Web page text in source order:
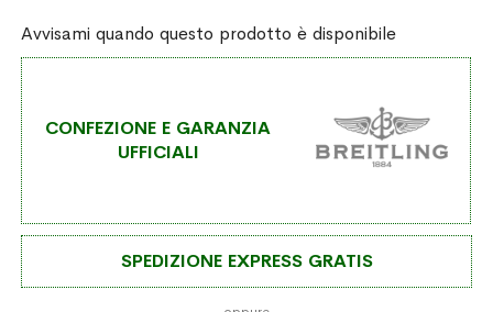
Avvisami quando questo prodotto è disponibile
CONFEZIONE E GARANZIA
UFFICIALI
SPEDIZIONE EXPRESS GRATIS